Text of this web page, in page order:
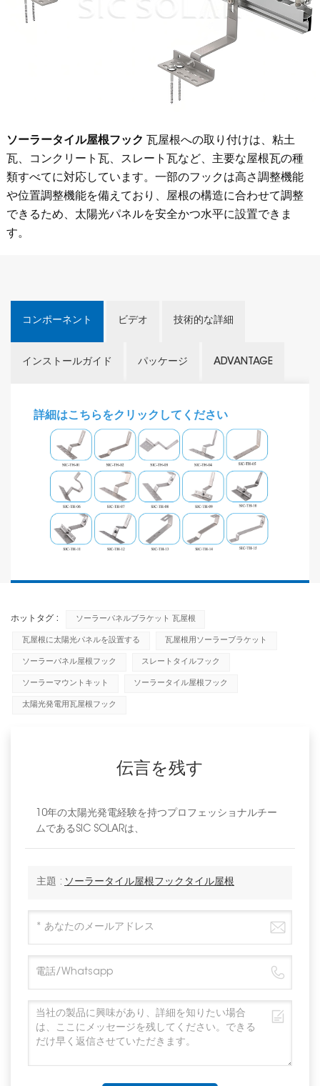
ソーラータイル屋根フック 瓦屋根への取り付けは、粘土
瓦、コンクリート瓦、スレート瓦など、主要な屋根瓦の種
類すべてに対応しています。一部のフックは高さ調整機能
や位置調整機能を備えており、屋根の構造に合わせて調整
できるため、太陽光パネルを安全かつ水平に設置できま
す。
コンポーネント ビデオ 技術的な詳細
インストールガイド パッケージ ADVANTAGE
詳細はこちらをクリックしてください
ホットタグ : ソーラーパネルブラケット 瓦屋根
瓦屋根に太陽光パネルを設置する 瓦屋根用ソーラーブラケット
ソーラーパネル屋根フック スレートタイルフック
ソーラーマウントキット ソーラータイル屋根フック
太陽光発電用瓦屋根フック
伝言を残す
10年の太陽光発電経験を持つプロフェッショナルチー
ムであるSIC SOLARは、
主題 : ソーラータイル屋根フックタイル屋根